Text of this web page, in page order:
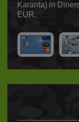
Karanta) in
EUR.